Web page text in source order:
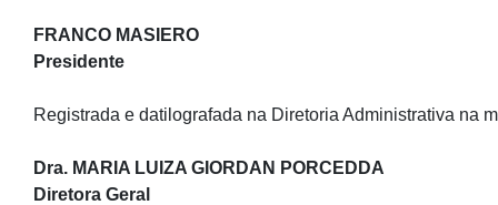
FRANCO MASIERO
Presidente
Registrada e datilografada na Diretoria Administrativa na
Dra. MARIA LUIZA GIORDAN PORCEDDA
Diretora Geral